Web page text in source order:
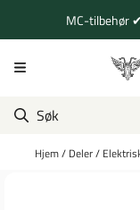
Hopp til innholdMC-tilbehør
Hjem/ Deler/